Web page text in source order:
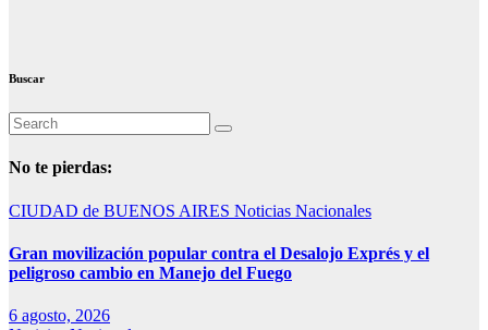
Buscar
No te pierdas:
CIUDAD de BUENOS AIRES Noticias Nacionales
Gran movilización popular contra el Desalojo Exprés y el
peligroso cambio en Manejo del Fuego
6 agosto, 2026